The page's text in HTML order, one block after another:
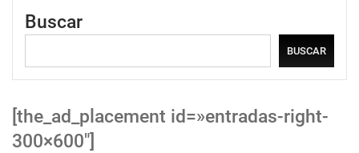
Buscar
BUSCAR
[the_ad_placement id=»entradas-right-
300×600″]